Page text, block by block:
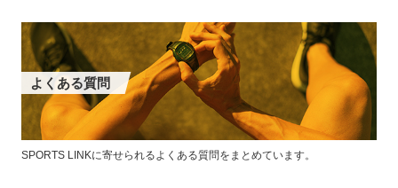
よくある質問
SPORTS LINKに寄せられるよくある質問をまとめています。